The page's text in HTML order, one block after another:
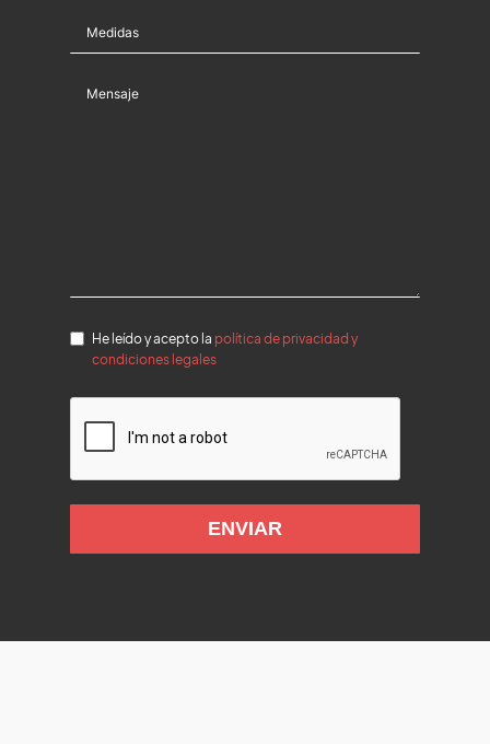
He leído y acepto la política de privacidad y
condiciones legales
ENVIAR